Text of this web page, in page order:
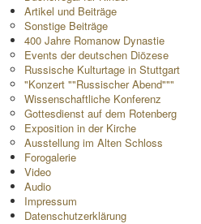
Artikel und Beiträge
Sonstige Beiträge
400 Jahre Romanow Dynastie
Events der deutschen Diözese
Russische Kulturtage in Stuttgart
"Konzert ""Russischer Abend"""
Wissenschaftliche Konferenz
Gottesdienst auf dem Rotenberg
Exposition in der Kirche
Ausstellung im Alten Schloss
Forogalerie
Video
Audio
Impressum
Datenschutzerklärung